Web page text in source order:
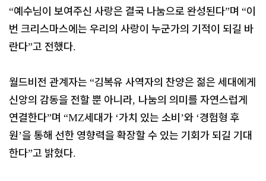
“예수님이 보여주신 사랑은 결국 나눔으로 완성된다”며 “이
번 크리스마스에는 우리의 사랑이 누군가의 기적이 되길 바
란다”고 전했다.
월드비전 관계자는 “김복유 사역자의 찬양은 젊은 세대에게
신앙의 감동을 전할 뿐 아니라, 나눔의 의미를 자연스럽게
연결한다”며 “MZ세대가 ‘가치 있는 소비’와 ‘경험형 후
원’을 통해 선한 영향력을 확장할 수 있는 기회가 되길 기대
한다”고 밝혔다.